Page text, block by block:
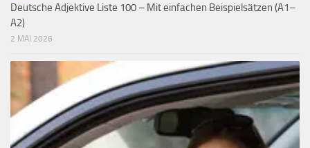
Deutsche Adjektive Liste 100 – Mit einfachen Beispielsätzen (A1–
A2)
2 MAI 2026